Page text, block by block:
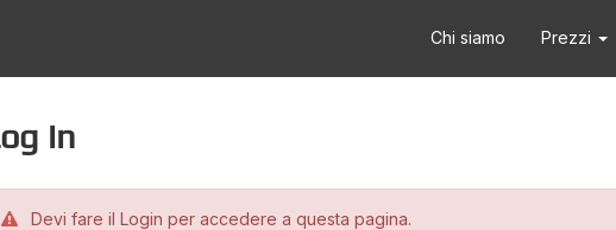
Chi siamo Prezzi
in
Devi fare il Login per accedere a questa pagina.